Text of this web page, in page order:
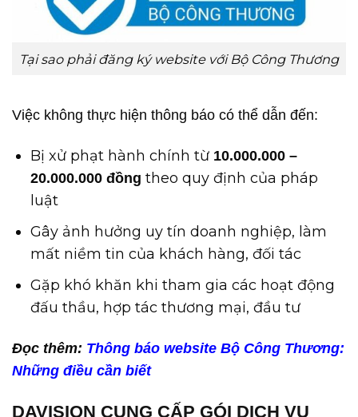
Tại sao phải đăng ký website với Bộ Công Thương
Việc không thực hiện thông báo có thể dẫn đến:
Bị xử phạt hành chính từ 10.000.000 –
20.000.000 đồng theo quy định của pháp
luật
Gây ảnh hưởng uy tín doanh nghiệp, làm
mất niềm tin của khách hàng, đối tác
Gặp khó khăn khi tham gia các hoạt động
đấu thầu, hợp tác thương mại, đầu tư
Đọc thêm: Thông báo website Bộ Công Thương:
Những điều cần biết
DAVISION CUNG CẤP GÓI DỊCH VỤ